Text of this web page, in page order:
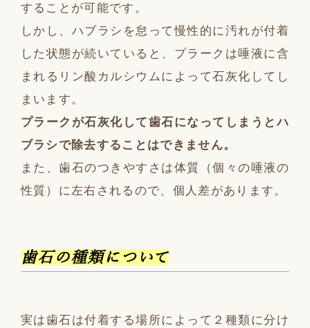
することが可能です。
しかし、ハブラシを怠って慢性的に汚れが付着
した状態が続いていると、プラークは唾液に含
まれるリン酸カルシウムによって石灰化してし
まいます。
プラークが石灰化して歯石になってしまうとハ
ブラシで除去することはできません。
また、歯石のつきやすさは体質（個々の唾液の
性質）に左右されるので、個人差があります。
歯石の種類について
実は歯石は付着する場所によって２種類に分け